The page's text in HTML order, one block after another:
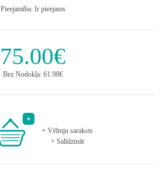
Pieejamība:Ir pieejams
75.00€
Bez Nodokļa: 61.98€
+ Vēlmju saraksts
+ Salīdzināt